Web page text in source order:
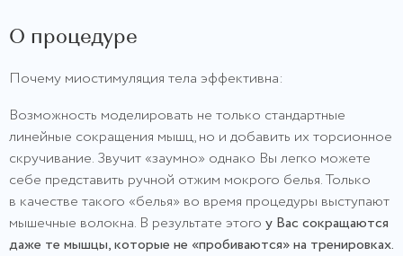
О процедуре
Почему миостимуляция тела эффективна:
Возможность моделировать не только стандартные
линейные сокращения мышц, но и добавить их торсионное
скручивание. Звучит «заумно» однако Вы легко можете
себе представить ручной отжим мокрого белья. Только
в качестве такого «белья» во время процедуры выступают
мышечные волокна. В результате этого у Вас сокращаются
даже те мышцы, которые не «пробиваются» на тренировках.